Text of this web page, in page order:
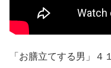
「お膳立てする男」４